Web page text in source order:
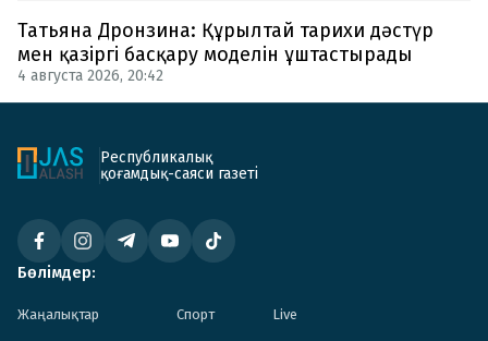
Татьяна Дронзина: Құрылтай тарихи дәстүр
мен қазіргі басқару моделін ұштастырады
4 августа 2026, 20:42
Республикалық
қоғамдық-саяси газеті
Бөлімдер:
Жаңалықтар Спорт Live